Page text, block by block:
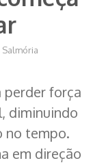
perder força
diminuindo
no tempo.
em direção